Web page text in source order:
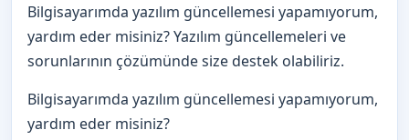
Bilgisayarımda yazılım güncellemesi yapamıyorum,
yardım eder misiniz? Yazılım güncellemeleri ve
sorunlarının çözümünde size destek olabiliriz.
Bilgisayarımda yazılım güncellemesi yapamıyorum,
yardım eder misiniz?